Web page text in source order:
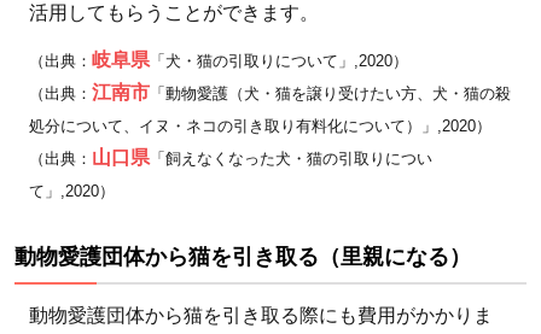
サポー
ト
3.3
公益
財団
法人
ぶつ
基
金：
活用してもらうことができます。
（出典： 岐阜県 「犬・猫の引取りについて」,2020）
（出典： 江南市 「動物愛護（犬・猫を譲り受けたい方、犬・猫の殺
処分について、イヌ・ネコの引き取り有料化について）」,2020）
（出典： 山口県 「飼えなくなった犬・猫の引取りについ
て」,2020）
動物愛護団体から猫を引き取る（里親になる）
動物愛護団体から猫を引き取る際にも費用がかかりま